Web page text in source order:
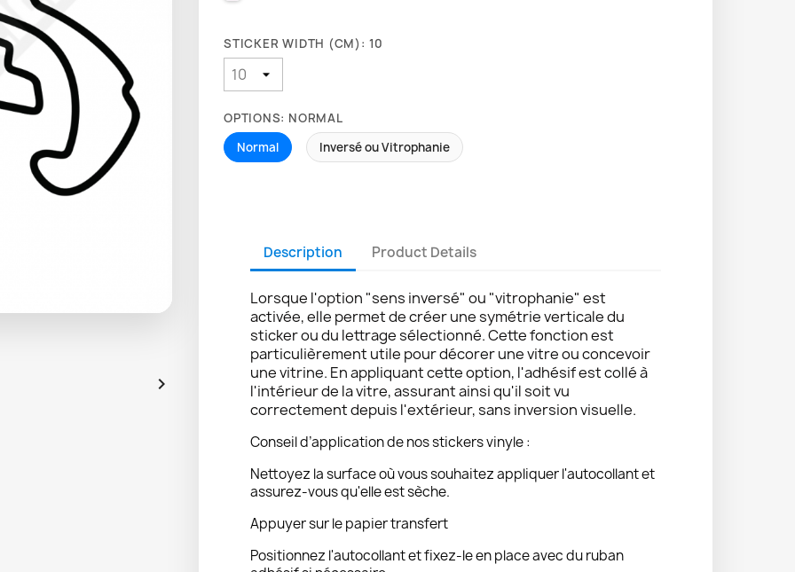

STICKER WIDTH (CM): 10
OPTIONS: NORMAL
Normal
Inversé ou Vitrophanie
Description Product Details
Lorsque l'option "sens inversé" ou "vitrophanie" est
activée, elle permet de créer une symétrie verticale du
sticker ou du lettrage sélectionné. Cette fonction est
particulièrement utile pour décorer une vitre ou concevoir
une vitrine. En appliquant cette option, l'adhésif est collé à
l'intérieur de la vitre, assurant ainsi qu'il soit vu
correctement depuis l'extérieur, sans inversion visuelle.
Conseil d’application de nos stickers vinyle :
Nettoyez la surface où vous souhaitez appliquer l'autocollant et
assurez-vous qu'elle est sèche.
Appuyer sur le papier transfert
Positionnez l'autocollant et fixez-le en place avec du ruban